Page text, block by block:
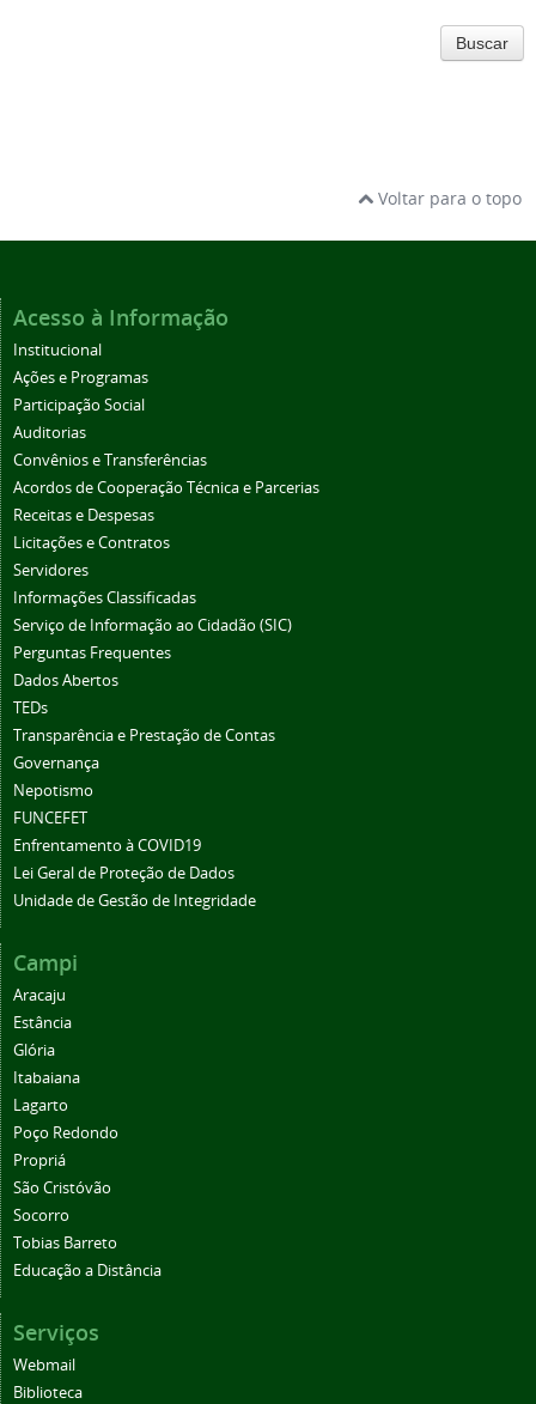
Buscar
Voltar para o topo
Acesso à Informação
Institucional
Ações e Programas
Participação Social
Auditorias
Convênios e Transferências
Acordos de Cooperação Técnica e Parcerias
Receitas e Despesas
Licitações e Contratos
Servidores
Informações Classificadas
Serviço de Informação ao Cidadão (SIC)
Perguntas Frequentes
Dados Abertos
TEDs
Transparência e Prestação de Contas
Governança
Nepotismo
FUNCEFET
Enfrentamento à COVID19
Lei Geral de Proteção de Dados
Unidade de Gestão de Integridade
Campi
Aracaju
Estância
Glória
Itabaiana
Lagarto
Poço Redondo
Propriá
São Cristóvão
Socorro
Tobias Barreto
Educação a Distância
Serviços
Webmail
Biblioteca